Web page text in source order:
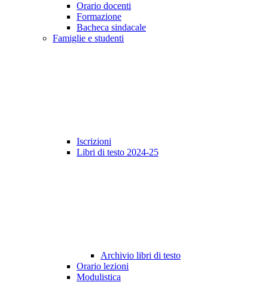
Orario docenti
Formazione
Bacheca sindacale
Famiglie e studenti
Iscrizioni
Libri di testo 2024-25
Archivio libri di testo
Orario lezioni
Modulistica